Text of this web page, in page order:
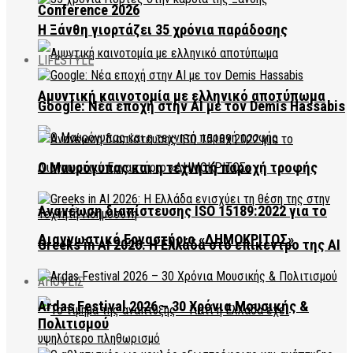
Conference 2026
Αμυντική καινοτομία με ελληνικό αποτύπωμα
Ανανέωση διαπίστευσης ISO 15189:2022 για το
Διαγνωστικό Εργαστήριο «ΔΗΜΟΚΡΙΤΟΣ»
ΑΠΟΨΕΙΣ
Η Ξάνθη γιορτάζει 35 χρόνια παράδοσης
LIFESTYLE
Google: Νέα εποχή στην AI με τον Demis Hassabis
Ο Μαυρόγυπας και η τεχνητή παροχή τροφής
Greeks in AI 2026: Η Ελλάδα στο επίκεντρο της AI
Ardas Festival 2026 – 30 Χρόνια Μουσικής &
Πολιτισμού